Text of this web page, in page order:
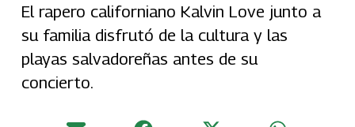
El rapero californiano Kalvin Love junto a
su familia disfrutó de la cultura y las
playas salvadoreñas antes de su
concierto.